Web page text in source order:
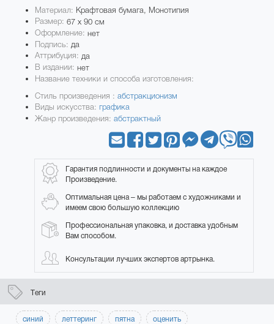
Материал: Крафтовая бумага, Монотипия
Размер: 67 x 90 см
Оформление:нет
Подпись: да
Аттрибуция: да
В издании:нет
Название техники и способа изготовления:
Стиль произведения : абстракционизм
Виды искусства:графика
Жанр произведения: абстрактный
Гарантия подлинности и документы на каждое
Произведение.
Оптимальная цена – мы работаем с художниками и
имеем свою большую коллекцию
Профессиональная упаковка, и доставка удобным
Вам способом.
Консультации лучших экспертов артрынка.
Теги
синий леттеринг пятна оценить